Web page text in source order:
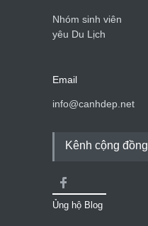
Nhóm sinh viên
yêu Du Lịch
Email
info@canhdep.net
Kênh cộng đồng
Ủng hộ Blog